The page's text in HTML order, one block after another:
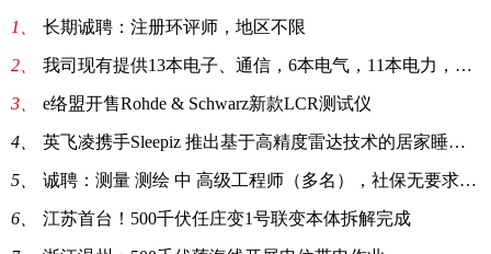
1、 长期诚聘：注册环评师，地区不限
2、 我司现有提供13本电子、通信，6本电气，11本电力，3本机电职称，投标资质皆可
3、 e络盟开售Rohde & Schwarz新款LCR测试仪
4、 英飞凌携手Sleepiz 推出基于高精度雷达技术的居家睡眠监测解决方案
5、 诚聘：测量 测绘 中 高级工程师（多名），社保无要求、退休均可，诚信可靠、地区不限
6、 江苏首台！500千伏任庄变1号联变本体拆解完成